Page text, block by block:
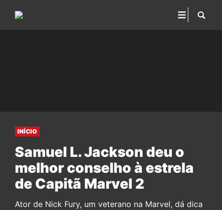
INÍCIO
Samuel L. Jackson deu o
melhor conselho à estrela
de Capitã Marvel 2
Ator de Nick Fury, um veterano na Marvel, dá dica